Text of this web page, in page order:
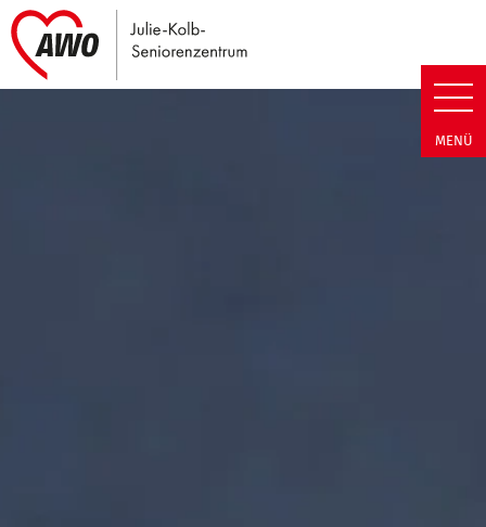
Julie-Kolb-Seniorenzentrum |
MENÜ